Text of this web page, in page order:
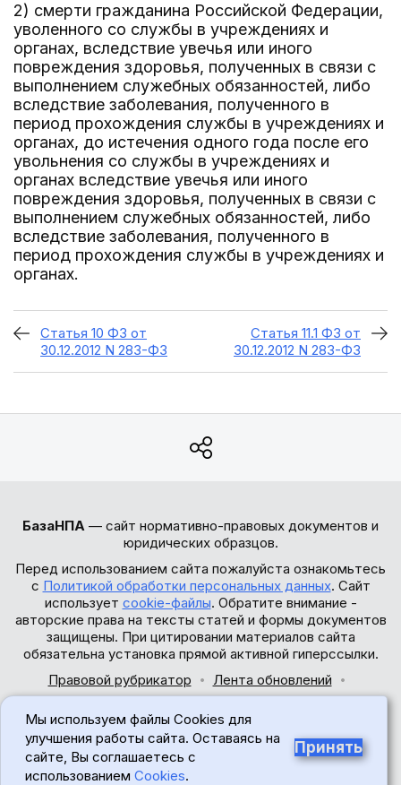
2) смерти гражданина Российской Федерации,
уволенного со службы в учреждениях и
органах, вследствие увечья или иного
повреждения здоровья, полученных в связи с
выполнением служебных обязанностей, либо
вследствие заболевания, полученного в
период прохождения службы в учреждениях и
органах, до истечения одного года после его
увольнения со службы в учреждениях и
органах вследствие увечья или иного
повреждения здоровья, полученных в связи с
выполнением служебных обязанностей, либо
вследствие заболевания, полученного в
период прохождения службы в учреждениях и
органах.
Статья 10 ФЗ от
30.12.2012 N 283-ФЗ
Статья 11.1 ФЗ от
30.12.2012 N 283-ФЗ
БазаНПА — сайт нормативно-правовых документов и
юридических образцов.
Перед использованием сайта пожалуйста ознакомьтесь
с Политикой обработки персональных данных. Сайт
использует cookie-файлы. Обратите внимание -
авторские права на тексты статей и формы документов
защищены. При цитировании материалов сайта
обязательна установка прямой активной гиперссылки.
Правовой рубрикатор
Лента обновлений
© 2017-2026
18+
Мы используем файлы Cookies для
улучшения работы сайта. Оставаясь на
сайте, Вы соглашаетесь с
использованием Cookies.
Принять